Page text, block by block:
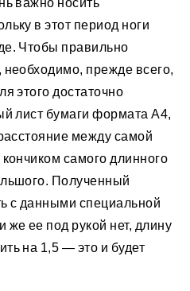
важно носить
в этот период ноги
Чтобы правильно
прежде всего,
этого достаточно
лист бумаги формата А4,
между самой
самого длинного
Полученный
с данными специальной
ее под рукой нет, длину
на 1,5 — это и будет